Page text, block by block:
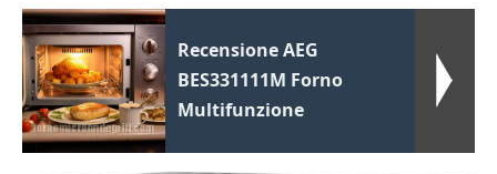
Recensione AEG
BES331111M Forno
Multifunzione